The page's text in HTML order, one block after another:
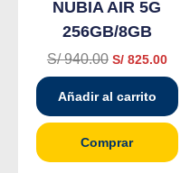
NUBIA AIR 5G
256GB/8GB
S/940.00 S/825.00
Añadir al carrito
Comprar